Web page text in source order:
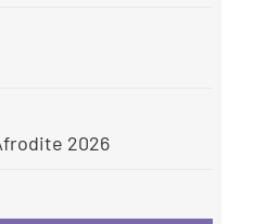
2026